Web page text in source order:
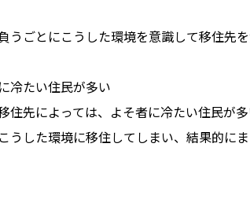
うごとにこうした環境を意識して移住先を
冷たい住民が多い
住先によっては、よそ者に冷たい住民が多
うした環境に移住してしまい、結果的に